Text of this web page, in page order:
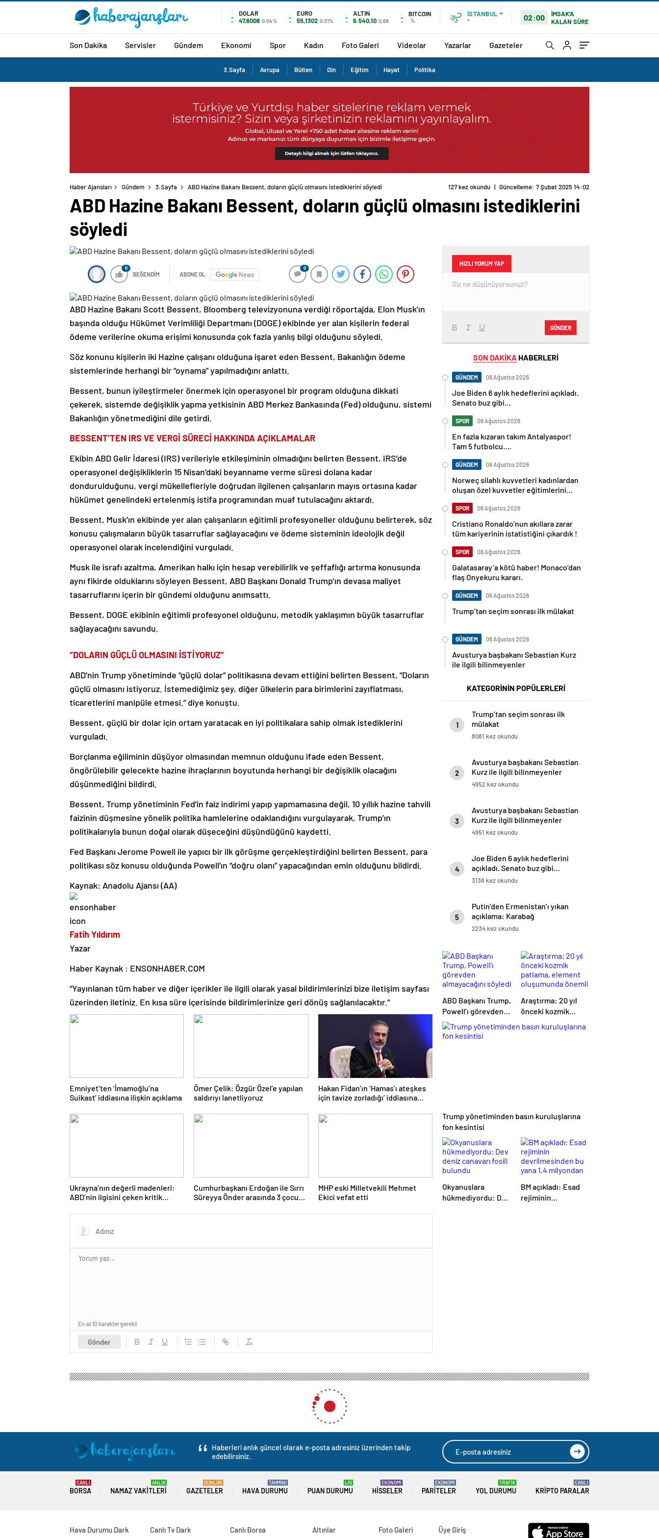
DOLAR
47,6008 0.04%
EURO
55,1302 0.21%
ALTIN
6.540,10 0,68
BITCOIN
%
İSTANBUL
°
02:00
İMSAK'A
KALAN SÜRE
Son Dakika Servisler Gündem Ekonomi Spor Kadın Foto Galeri Videolar Yazarlar Gazeteler
3.Sayfa Avrupa Bülten Din Eğitim Hayat Politika
Haber Ajansları Gündem 3.Sayfa ABD Hazine Bakanı Bessent, doların güçlü olmasını istediklerini söyledi 127 kez okundu | Güncelleme: 7 Şubat 2025 14:02
ABD Hazine Bakanı Bessent, doların güçlü olmasını istediklerini
söyledi
0
BEĞENDİM ABONE OL News
0
ABD Hazine Bakanı Scott Bessent, Bloomberg televizyonuna verdiği röportajda, Elon Musk’ın
başında olduğu Hükümet Verimliliği Departmanı (DOGE) ekibinde yer alan kişilerin federal
ödeme verilerine okuma erişimi konusunda çok fazla yanlış bilgi olduğunu söyledi.
Söz konunu kişilerin iki Hazine çalışanı olduğuna işaret eden Bessent, Bakanlığın ödeme
sistemlerinde herhangi bir “oynama” yapılmadığını anlattı.
Bessent, bunun iyileştirmeler önermek için operasyonel bir program olduğuna dikkati
çekerek, sistemde değişiklik yapma yetkisinin ABD Merkez Bankasında (Fed) olduğunu, sistemi
Bakanlığın yönetmediğini dile getirdi.
BESSENT’TEN IRS VE VERGİ SÜRECİ HAKKINDA AÇIKLAMALAR
Ekibin ABD Gelir İdaresi (IRS) verileriyle etkileşiminin olmadığını belirten Bessent, IRS’de
operasyonel değişikliklerin 15 Nisan’daki beyanname verme süresi dolana kadar
dondurulduğunu, vergi mükellefleriyle doğrudan ilgilenen çalışanların mayıs ortasına kadar
hükümet genelindeki ertelenmiş istifa programından muaf tutulacağını aktardı.
Bessent, Musk’ın ekibinde yer alan çalışanların eğitimli profesyoneller olduğunu belirterek, söz
konusu çalışmaların büyük tasarruflar sağlayacağını ve ödeme sisteminin ideolojik değil
operasyonel olarak incelendiğini vurguladı.
Musk ile israfı azaltma, Amerikan halkı için hesap verebilirlik ve şeffaflığı artırma konusunda
aynı fikirde olduklarını söyleyen Bessent, ABD Başkanı Donald Trump’ın devasa maliyet
tasarruflarını içerin bir gündemi olduğunu anımsattı.
Bessent, DOGE ekibinin eğitimli profesyonel olduğunu, metodik yaklaşımın büyük tasarruflar
sağlayacağını savundu.
“DOLARIN GÜÇLÜ OLMASINI İSTİYORUZ”
ABD’nin Trump yönetiminde “güçlü dolar” politikasına devam ettiğini belirten Bessent, “Doların
güçlü olmasını istiyoruz. İstemediğimiz şey, diğer ülkelerin para birimlerini zayıflatması,
ticaretlerini manipüle etmesi.” diye konuştu.
Bessent, güçlü bir dolar için ortam yaratacak en iyi politikalara sahip olmak istediklerini
vurguladı.
Borçlanma eğiliminin düşüyor olmasından memnun olduğunu ifade eden Bessent,
öngörülebilir gelecekte hazine ihraçlarının boyutunda herhangi bir değişiklik olacağını
düşünmediğini bildirdi.
Bessent, Trump yönetiminin Fed’in faiz indirimi yapıp yapmamasına değil, 10 yıllık hazine tahvili
faizinin düşmesine yönelik politika hamlelerine odaklandığını vurgulayarak, Trump’ın
politikalarıyla bunun doğal olarak düşeceğini düşündüğünü kaydetti.
Fed Başkanı Jerome Powell ile yapıcı bir ilk görüşme gerçekleştirdiğini belirten Bessent, para
politikası söz konusu olduğunda Powell’ın “doğru olanı” yapacağından emin olduğunu bildirdi.
Kaynak: Anadolu Ajansı (AA)
Fatih Yıldırım
Yazar
Haber Kaynak : ENSONHABER.COM
“Yayınlanan tüm haber ve diğer içerikler ile ilgili olarak yasal bildirimlerinizi bize iletişim sayfası
üzerinden iletiniz. En kısa süre içerisinde bildirimlerinize geri dönüş sağlanılacaktır.”
Emniyet’ten ‘İmamoğlu’na
Suikast’ iddiasına ilişkin açıklama
Ömer Çelik: Özgür Özel’e yapılan
saldırıyı lanetliyoruz
Hakan Fidan’ın ‘Hamas’ı ateşkes
için tavize zorladığı’ iddiasına
Ukrayna’nın değerli madenleri:
ABD’nin ilgisini çeken kritik
Cumhurbaşkanı Erdoğan ile Sırrı
Süreyya Önder arasında 3 çocuk
MHP eski Milletvekili Mehmet
Ekici vefat etti
Gönder
En az 10 karakter gerekli
HIZLI YORUM YAP
GÖNDER
SON DAKİKA HABERLERİ
GÜNDEM 06 Ağustos 2026
Joe Biden 6 aylık hedeflerini açıkladı.
Senato buz gibi…
SPOR 06 Ağustos 2026
En fazla kızaran takım Antalyaspor!
Tam 5 futbolcu….
GÜNDEM 06 Ağustos 2026
Norweç silahlı kuvvetleri kadınlardan
oluşan özel kuvvetler eğitimlerini
SPOR 06 Ağustos 2026
Cristiano Ronaldo’nun akıllara zarar
tüm kariyerinin istatistiğini çıkardık !
SPOR 06 Ağustos 2026
Galatasaray’a kötü haber! Monaco’dan
flaş Onyekuru kararı.
GÜNDEM 06 Ağustos 2026
Trump’tan seçim sonrası ilk mülakat
GÜNDEM 06 Ağustos 2026
Avusturya başbakanı Sebastian Kurz
ile ilgili bilinmeyenler
KATEGORİNİN POPÜLERLERİ
1
Trump’tan seçim sonrası ilk
mülakat
8081 kez okundu
2
Avusturya başbakanı Sebastian
Kurz ile ilgili bilinmeyenler
4952 kez okundu
3
Avusturya başbakanı Sebastian
Kurz ile ilgili bilinmeyenler
4951 kez okundu
4
Joe Biden 6 aylık hedeflerini
açıkladı. Senato buz gibi…
3138 kez okundu
5
Putin’den Ermenistan’ı yıkan
açıklama: Karabağ
Azerbaycan’ın ayrılmaz bir
2234 kez okundu
ABD Başkanı Trump,
Powell’ı görevden
almayacağını
söyledi
Araştırma: 20 yıl
önceki kozmik
patlama, element
oluşumunda önemli
Trump yönetiminden basın kuruluşlarına
fon kesintisi
Okyanuslara
hükmediyordu: Dev
BM açıkladı: Esad
rejiminin
Haberleri anlık güncel olarak e-posta adresiniz üzerinden takip
edebilirsiniz.
BORSA
CANLI
NAMAZ VAKITLERI
ANLIK
GAZETELER
GÜNLÜK
HAVA DURUMU
TAHMİNİ
PUAN DURUMU
LİG
HISSELER
EKONOMİ
PARITELER
EKONOMİ
YOL DURUMU
TRAFİK
KRIPTO PARALAR
CANLI
Hava Durumu Dark Canlı Tv Dark Canlı Borsa Altınlar Foto Galeri Üye Giriş